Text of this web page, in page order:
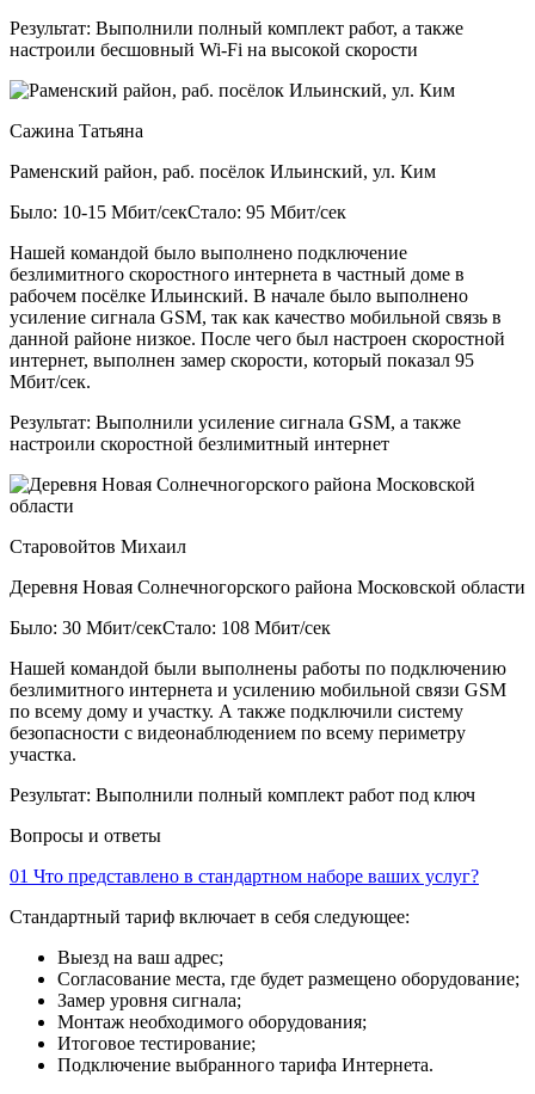
Результат: Выполнили полный комплект работ, а также
настроили бесшовный Wi-Fi на высокой скорости
Сажина Татьяна
Раменский район, раб. посёлок Ильинский, ул. Ким
Было: 10-15 Мбит/секСтало: 95 Мбит/сек
Нашей командой было выполнено подключение
безлимитного скоростного интернета в частный доме в
рабочем посёлке Ильинский. В начале было выполнено
усиление сигнала GSM, так как качество мобильной связь в
данной районе низкое. После чего был настроен скоростной
интернет, выполнен замер скорости, который показал 95
Мбит/сек.
Результат: Выполнили усиление сигнала GSM, а также
настроили скоростной безлимитный интернет
Старовойтов Михаил
Деревня Новая Солнечногорского района Московской области
Было: 30 Мбит/секСтало: 108 Мбит/сек
Нашей командой были выполнены работы по подключению
безлимитного интернета и усилению мобильной связи GSM
по всему дому и участку. А также подключили систему
безопасности с видеонаблюдением по всему периметру
участка.
Результат: Выполнили полный комплект работ под ключ
Вопросы и ответы
01 Что представлено в стандартном наборе ваших услуг?
Стандартный тариф включает в себя следующее:
Выезд на ваш адрес;
Согласование места, где будет размещено оборудование;
Замер уровня сигнала;
Монтаж необходимого оборудования;
Итоговое тестирование;
Подключение выбранного тарифа Интернета.